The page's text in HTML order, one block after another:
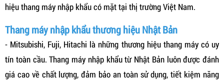
hiệu thang máy nhập khẩu có mặt tại thị trường Việt Nam.
Thang máy nhập khẩu thương hiệu Nhật Bản
- Mitsubishi, Fuji, Hitachi là những thương hiệu thang máy có uy
tín toàn cầu. Thang máy nhập khẩu từ Nhật Bản luôn được đánh
giá cao về chất lượng, đảm bảo an toàn sử dụng, tiết kiệm năng